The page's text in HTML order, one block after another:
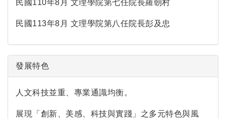
民國110年8月 文理學院第七任院長羅朝村
民國113年8月 文理學院第八任院長彭及忠
發展特色
人文科技並重、專業通識均衡。
展現「創新、美感、科技與實踐」之多元特色與風